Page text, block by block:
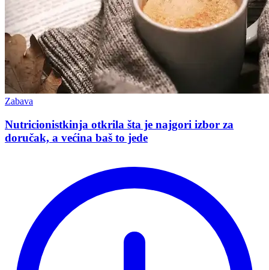
Zabava
Nutricionistkinja otkrila šta je najgori izbor za
doručak, a većina baš to jede